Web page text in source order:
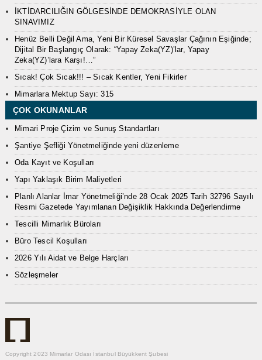
İKTİDARCILIĞIN GÖLGESİNDE DEMOKRASİYLE OLAN
SINAVIMIZ
Henüz Belli Değil Ama, Yeni Bir Küresel Savaşlar Çağının Eşiğinde;
Dijital Bir Başlangıç Olarak: “Yapay Zeka(YZ)’lar, Yapay
Zeka(YZ)’lara Karşı!…”
Sıcak! Çok Sıcak!!! – Sıcak Kentler, Yeni Fikirler
Mimarlara Mektup Sayı: 315
ÇOK OKUNANLAR
Mimari Proje Çizim ve Sunuş Standartları
Şantiye Şefliği Yönetmeliğinde yeni düzenleme
Oda Kayıt ve Koşulları
Yapı Yaklaşık Birim Maliyetleri
Planlı Alanlar İmar Yönetmeliği’nde 28 Ocak 2025 Tarih 32796 Sayılı
Resmi Gazetede Yayımlanan Değişiklik Hakkında Değerlendirme
Tescilli Mimarlık Büroları
Büro Tescil Koşulları
2026 Yılı Aidat ve Belge Harçları
Sözleşmeler
Copyright 2023 Mimarlar Odası İstanbul Büyükkent Şubesi